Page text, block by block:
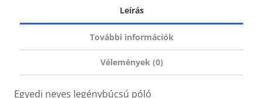
Leírás
További információk
Vélemények (0)
Egyedi neves legénybúcsú póló